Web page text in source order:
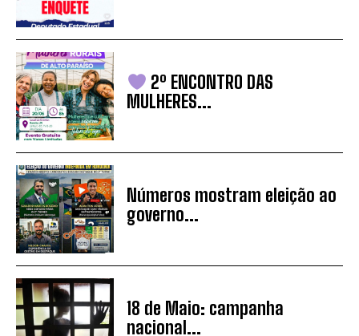
2º ENCONTRO DAS
MULHERES...
Números mostram eleição ao
governo...
18 de Maio: campanha
nacional...